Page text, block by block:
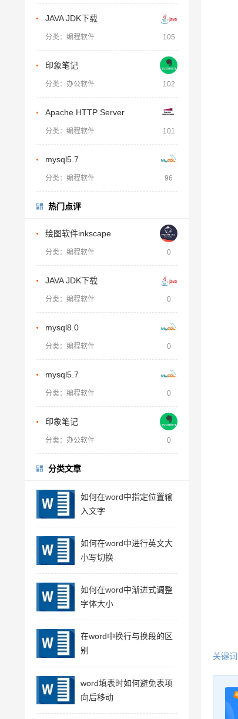
JAVA JDK下载
分类：编程软件 105
印象笔记
分类：办公软件 102
Apache HTTP Server
分类：编程软件 101
mysql5.7
分类：编程软件 96
热门点评
绘图软件inkscape
分类：编程软件 0
JAVA JDK下载
分类：编程软件 0
mysql8.0
分类：编程软件 0
mysql5.7
分类：编程软件 0
印象笔记
分类：办公软件 0
分类文章
如何在word中指定位置输
入文字
如何在word中进行英文大
小写切换
如何在word中渐进式调整
字体大小
在word中换行与换段的区
别
word填表时如何避免表项
向后移动
关键词